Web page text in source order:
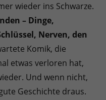
wieder ins Schwarze.
– Dinge,
Nerven, den
Komik, die
etwas verloren hat,
Und wenn nicht,
Geschichte draus.